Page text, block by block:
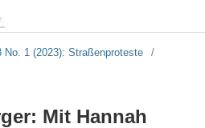
No. 1 (2023): Straßenproteste
/
Mit Hannah